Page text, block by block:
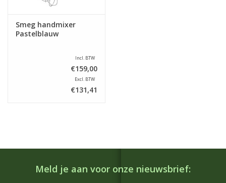
Smeg handmixer
Pastelblauw
Incl. BTW
€159,00
Excl. BTW
€131,41
Meld je aan voor onze nieuwsbrief: